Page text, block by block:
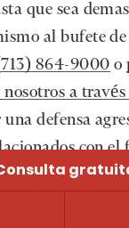
que sea
al bufete de
864-9000 o
nosotros a
defensa
con el
útiles de